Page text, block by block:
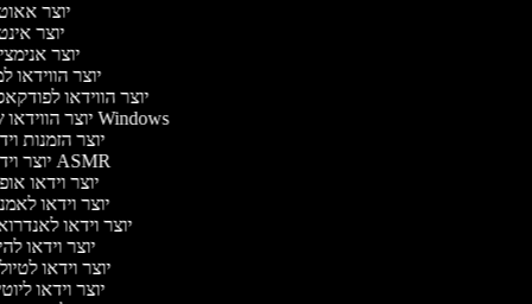
יוצר
יוצר
יוצר
יוצר הווידאו
יוצר הווידאו
יוצר הווידאו של Windows
יוצר הזמנות
יוצר וידאו ASMR
יוצר וידאו
יוצר וידאו
יוצר וידאו
יוצר וידאו
יוצר וידאו
יוצר וידאו